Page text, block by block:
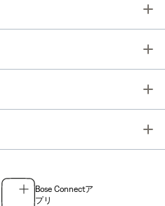
Bose Connectア
プリ